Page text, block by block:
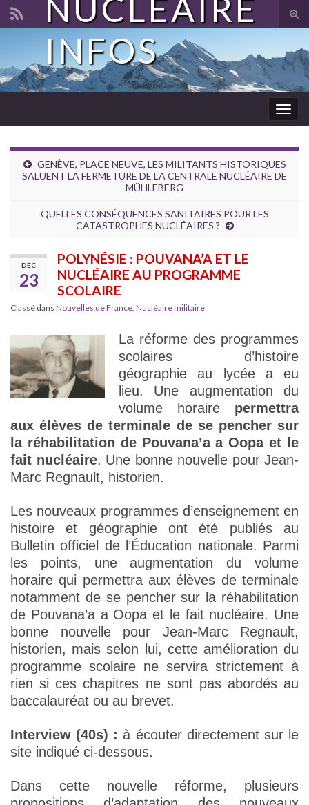
Search for:
NUCLÉAIRE
INFOS
GENÈVE, PLACE NEUVE, LES MILITANTS HISTORIQUES
SALUENT LA FERMETURE DE LA CENTRALE NUCLÉAIRE DE
MÜHLEBERG
QUELLES CONSÉQUENCES SANITAIRES POUR LES
CATASTROPHES NUCLÉAIRES ?
DÉC
23
POLYNÉSIE : POUVANA’A ET LE
NUCLÉAIRE AU PROGRAMME
SCOLAIRE
Classé dans Nouvelles de France, Nucléaire militaire
La réforme des programmes
scolaires d’histoire
géographie au lycée a eu
lieu. Une augmentation du
volume horaire permettra
aux élèves de terminale de se pencher sur
la réhabilitation de Pouvana’a a Oopa et le
fait nucléaire. Une bonne nouvelle pour Jean-
Marc Regnault, historien.
Les nouveaux programmes d’enseignement en
histoire et géographie ont été publiés au
Bulletin officiel de l’Éducation nationale. Parmi
les points, une augmentation du volume
horaire qui permettra aux élèves de terminale
notamment de se pencher sur la réhabilitation
de Pouvana’a a Oopa et le fait nucléaire. Une
bonne nouvelle pour Jean-Marc Regnault,
historien, mais selon lui, cette amélioration du
programme scolaire ne servira strictement à
rien si ces chapitres ne sont pas abordés au
baccalauréat ou au brevet.
Interview (40s) : à écouter directement sur le
site indiqué ci-dessous.
Dans cette nouvelle réforme, plusieurs